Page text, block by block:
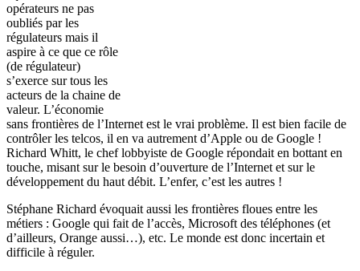
opérateurs ne pas
oubliés par les
régulateurs mais il
aspire à ce que ce rôle
(de régulateur)
s’exerce sur tous les
acteurs de la chaine de
valeur. L’économie
sans frontières de l’Internet est le vrai problème. Il est bien facile de
contrôler les telcos, il en va autrement d’Apple ou de Google !
Richard Whitt, le chef lobbyiste de Google répondait en bottant en
touche, misant sur le besoin d’ouverture de l’Internet et sur le
développement du haut débit. L’enfer, c’est les autres !
Stéphane Richard évoquait aussi les frontières floues entre les
métiers : Google qui fait de l’accès, Microsoft des téléphones (et
d’ailleurs, Orange aussi…), etc. Le monde est donc incertain et
difficile à réguler.